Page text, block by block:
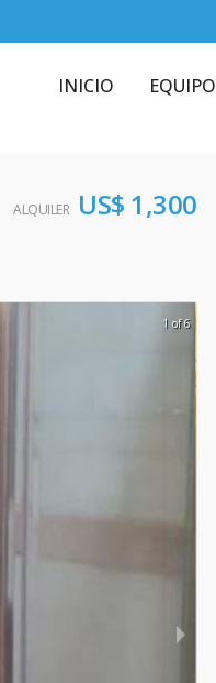
INICIO EQUIPO
ALQUILER US$ 1,300
1 of 6